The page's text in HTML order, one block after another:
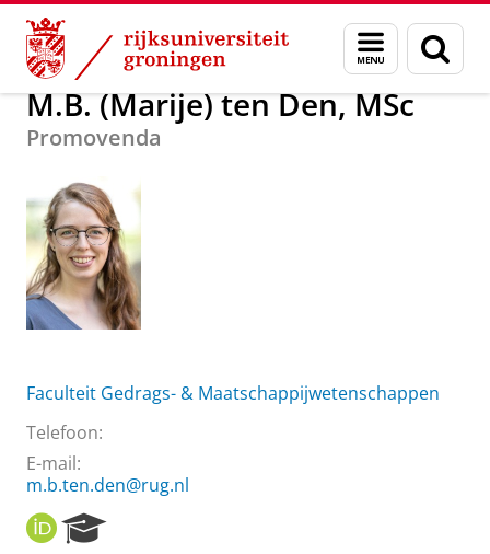
Skip
Content
Skip
Navigation
Menu
en
zoeken
Over ons M.B. (Marije) ten Den, MSc
M.B. (Marije) ten Den, MSc
Promovenda
Faculteit Gedrags- & Maatschappijwetenschappen
Telefoon:
E-mail:
m.b.ten.den@rug.nl
O
R